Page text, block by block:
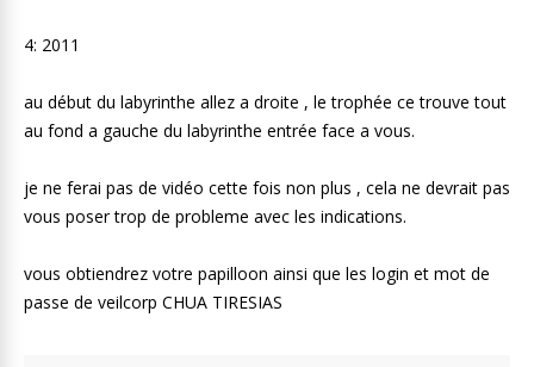
4: 2011
au début du labyrinthe allez a droite , le trophée ce trouve tout
au fond a gauche du labyrinthe entrée face a vous.
je ne ferai pas de vidéo cette fois non plus , cela ne devrait pas
vous poser trop de probleme avec les indications.
vous obtiendrez votre papilloon ainsi que les login et mot de
passe de veilcorp CHUA TIRESIAS